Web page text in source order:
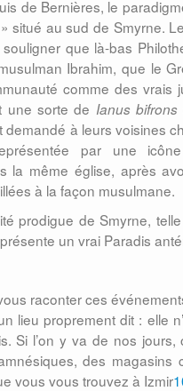
de Bernières, le
situé au sud de Smyrne.
que là-bas
Ibrahim, que le
comme des vrais
une sorte de Ianus bifrons
à leurs voisines
par une
la même église, après
à la façon musulmane.
prodigue de Smyrne,
un vrai Paradis
raconter ces
lieu proprement dit : elle
Si l’on y va de nos
des magasins
vous vous trouvez à Izmir